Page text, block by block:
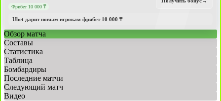
Фрибет 10 000 ₸
Ubet дарит новым игрокам фрибет 10 000 ₸
Обзор матча
Составы
Статистика
Таблица
Бомбардиры
Последние матчи
Следующий матч
Видео